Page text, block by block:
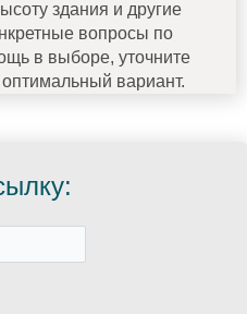
здания и другие
вопросы по
в выборе, уточните
вариант.